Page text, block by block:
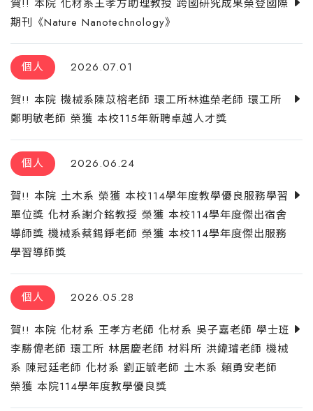
賀!! 本院 化材系王孝方助理教授 跨國研究成果榮登國際
期刊《Nature Nanotechnology》
個人 2026.07.01
賀!! 本院 機械系陳苡榕老師 環工所林進榮老師 環工所
鄭明敏老師 榮獲 本校115年新聘卓越人才獎
個人 2026.06.24
賀!! 本院 土木系 榮獲 本校114學年度教學優良服務學習
單位獎 化材系謝介銘教授 榮獲 本校114學年度傑出宿舍
導師獎 機械系蔡錫錚老師 榮獲 本校114學年度傑出服務
學習導師獎
個人 2026.05.28
賀!! 本院 化材系 王孝方老師 化材系 吳子嘉老師 學士班
李勝偉老師 環工所 林居慶老師 材料所 洪緯璿老師 機械
系 陳冠廷老師 化材系 劉正毓老師 土木系 賴勇安老師
榮獲 本院114學年度教學優良獎